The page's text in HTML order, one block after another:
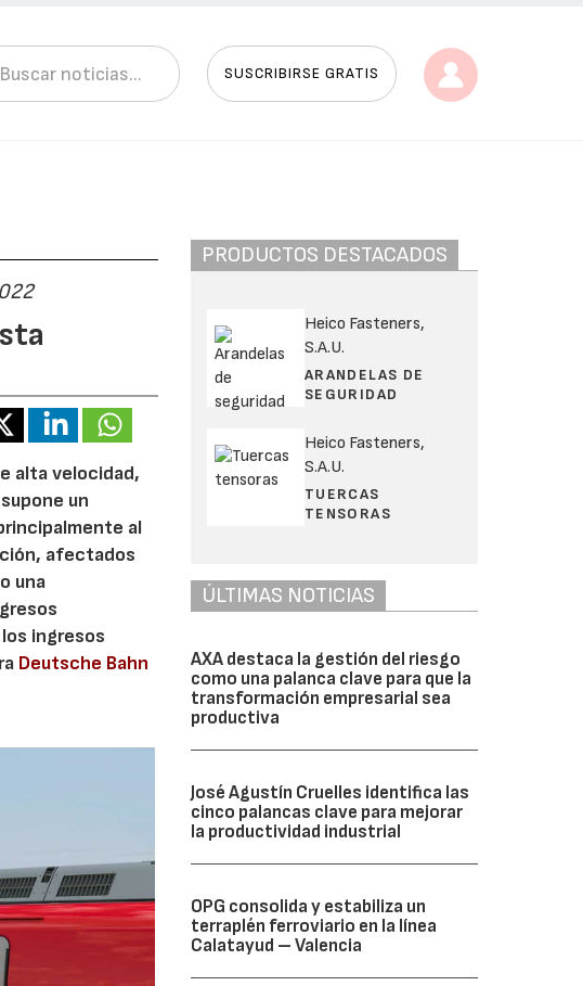
SUSCRIBIRSE GRATIS
alta velocidad,
un
al
afectados
una
ingresos
Deutsche Bahn
PRODUCTOS DESTACADOS
Heico Fasteners,
S.A.U.
ARANDELAS DE
SEGURIDAD
Heico Fasteners,
S.A.U.
TUERCAS
TENSORAS
ÚLTIMAS NOTICIAS
AXA destaca la gestión del riesgo
como una palanca clave para que la
transformación empresarial sea
productiva
José Agustín Cruelles identifica las
cinco palancas clave para mejorar
la productividad industrial
OPG consolida y estabiliza un
terraplén ferroviario en la línea
Calatayud – Valencia